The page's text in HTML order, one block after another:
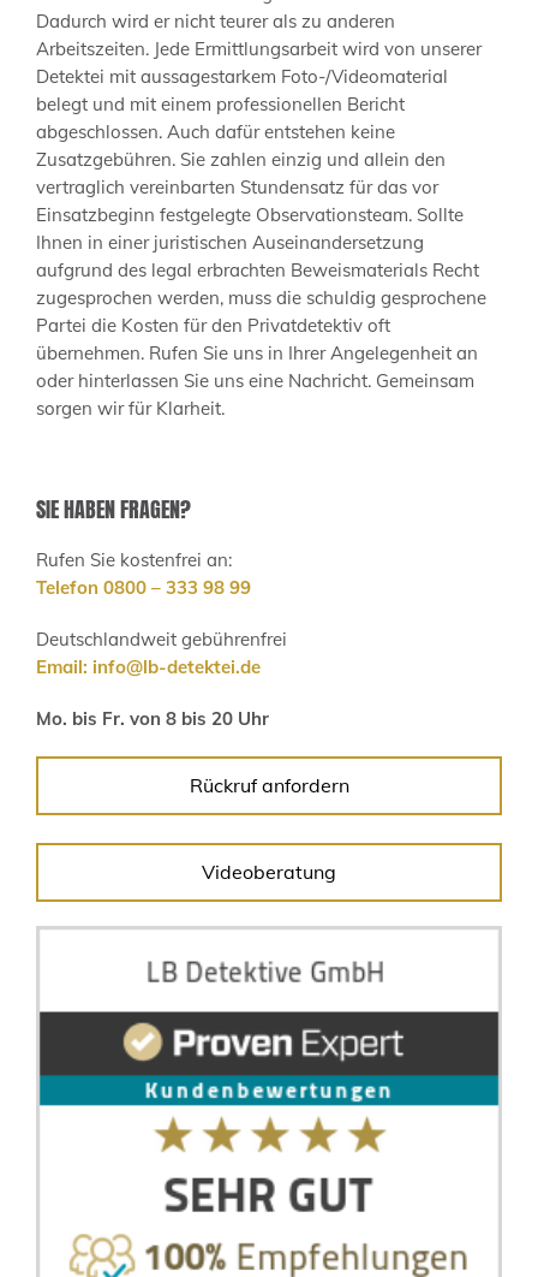
Dadurch wird er nicht teurer als zu anderen
Arbeitszeiten. Jede Ermittlungsarbeit wird von unserer
Detektei mit aussagestarkem Foto-/Videomaterial
belegt und mit einem professionellen Bericht
abgeschlossen. Auch dafür entstehen keine
Zusatzgebühren. Sie zahlen einzig und allein den
vertraglich vereinbarten Stundensatz für das vor
Einsatzbeginn festgelegte Observationsteam. Sollte
Ihnen in einer juristischen Auseinandersetzung
aufgrund des legal erbrachten Beweismaterials Recht
zugesprochen werden, muss die schuldig gesprochene
Partei die Kosten für den Privatdetektiv oft
übernehmen. Rufen Sie uns in Ihrer Angelegenheit an
oder hinterlassen Sie uns eine Nachricht. Gemeinsam
sorgen wir für Klarheit.
SIE HABEN FRAGEN?
Rufen Sie kostenfrei an:
Telefon 0800 – 333 98 99
Deutschlandweit gebührenfrei
Email: info@lb-detektei.de
Mo. bis Fr. von 8 bis 20 Uhr
Rückruf anfordern
Videoberatung